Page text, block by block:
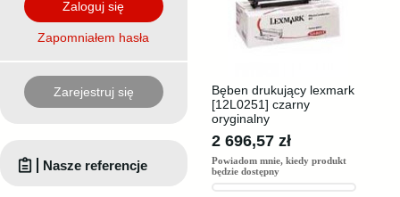
Bęben drukujący lexmark
[12L0251] czarny
oryginalny
2 696,57 zł
Powiadom mnie, kiedy produkt
będzie dostępny
Zaloguj się
Zapomniałem hasła
Zarejestruj się
Nasze referencje